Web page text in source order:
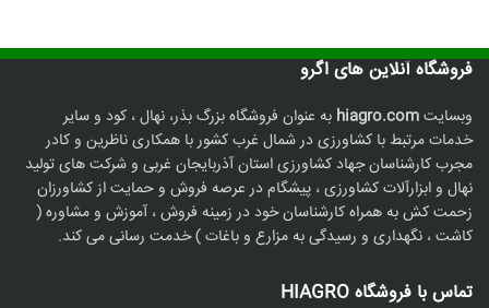
فروشگاه آنلاین های اگرو
وبسایتhiagro.com به عنوان فروشگاه بزرگ بذر، نهال ، کود و سایر
خدمات مرتبط با کشاورزی در شمال غرب کشور با همکاری ناظرین و کادر
مجرب کارشناسان جهاد کشاورزی استان آذربایجان غربی و شرکت های تولید
نهال و ابزارآلات کشاورزی ، پیشگام در عرصه فروش و حمایت از کشاورزان
زحمت کش به همراه کارشناسان خود در زمینه فروش ، آموزش و مشاوره (
کاشت ، نگهداری و رسیدگی به مزارع و باغات ) خدمت رسانی می کند.
تماس با فروشگاه HIAGRO